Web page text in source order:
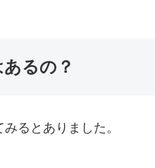
るの？
るとありました。